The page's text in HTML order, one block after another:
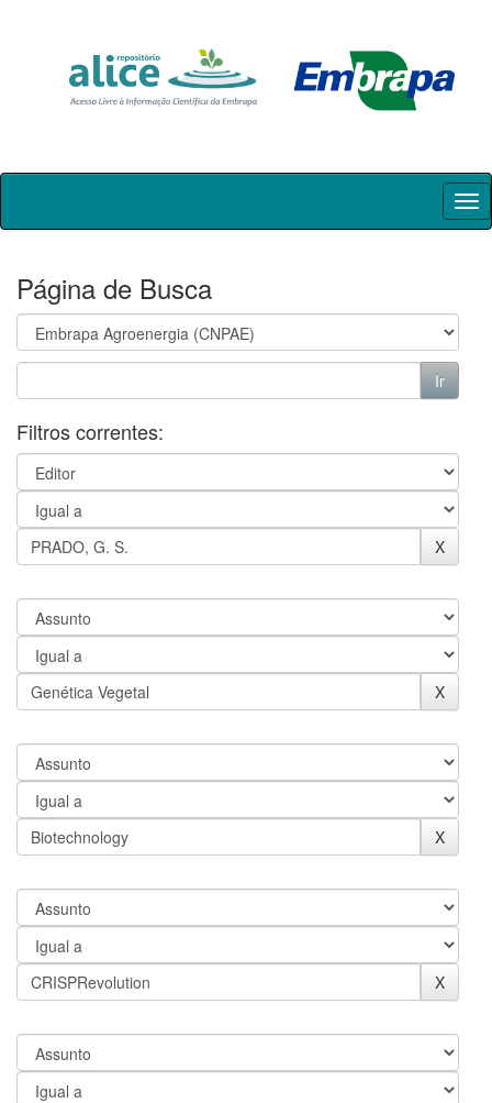
Skip
Página de Busca
Filtros correntes: